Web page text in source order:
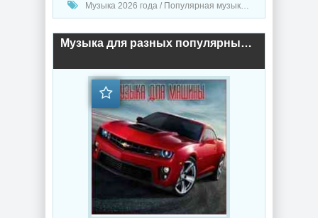
Музыка 2026 года / Популярная музыка / Музыка в машину / Поп музыка / Танцевальная музыка / Сборник музыка
Музыка для разных популярных mp3 сайтов (Vol.159) (2025) торрент